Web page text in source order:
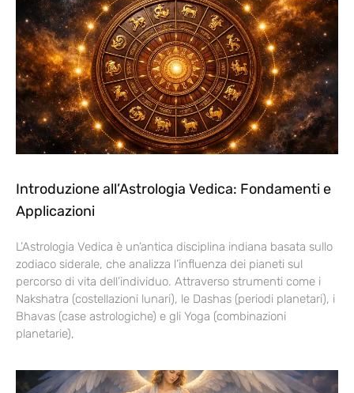
Introduzione all’Astrologia Vedica: Fondamenti e
Applicazioni
L’Astrologia Vedica è un’antica disciplina indiana basata sullo
zodiaco siderale, che analizza l’influenza dei pianeti sul
percorso di vita dell’individuo. Attraverso strumenti come i
Nakshatra (costellazioni lunari), le Dashas (periodi planetari), i
Bhavas (case astrologiche) e gli Yoga (combinazioni
planetarie),